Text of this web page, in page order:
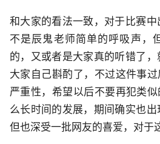
和大家的看法一致，对于比赛
不是辰鬼老师简单的呼吸声，
的，又或者是大家真的听错了
大家自己斟酌了，不过这件事
严重性，希望以后不要再犯类
么长时间的发展，期间确实也出
但也深受一批网友的喜爱，对于